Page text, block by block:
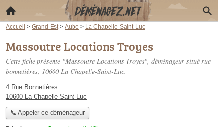
Accueil > Grand-Est > Aube > La Chapelle-Saint-Luc
Massoutre Locations Troyes
Cette fiche présente "Massoutre Locations Troyes", déménageur situé rue
bonnetières, 10600 La Chapelle-Saint-Luc.
4 Rue Bonnetières
10600 La Chapelle-Saint-Luc
📞 Appeler ce déménageur